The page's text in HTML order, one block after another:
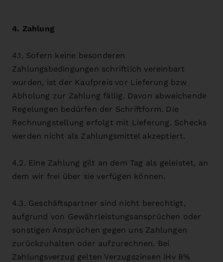
4. Zahlung
4.1. Sofern keine besonderen
Zahlungsbedingungen schriftlich vereinbart
wurden, ist der Kaufpreis vor Lieferung bzw
Abholung zur Zahlung fällig. Davon abweichende
Regelungen bedürfen der Schriftform. Die
Rechnungstellung erfolgt mit Lieferung. Schecks
werden nicht als Zahlungsmittel akzeptiert.
4.2. Eine Zahlung gilt an dem Tag als geleistet, an
dem wir frei über sie verfügen können.
4.3. Geschäftspartner sind nicht berechtigt,
aufgrund von Gewährleistungsansprüchen oder
sonstigen Ansprüchen gegen uns Zahlungen
zurückzuhalten oder aufzurechnen. Bei
Zahlungsverzug gelten Verzugszinsen iHv 8%